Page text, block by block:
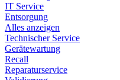
IT Service
Entsorgung
Alles anzeigen
Technischer Service
Gerätewartung
Recall
Reparaturservice